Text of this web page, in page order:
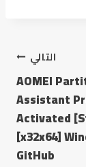
التالي
AOMEI
Assistant
Activated
[x32x64]
GitHub